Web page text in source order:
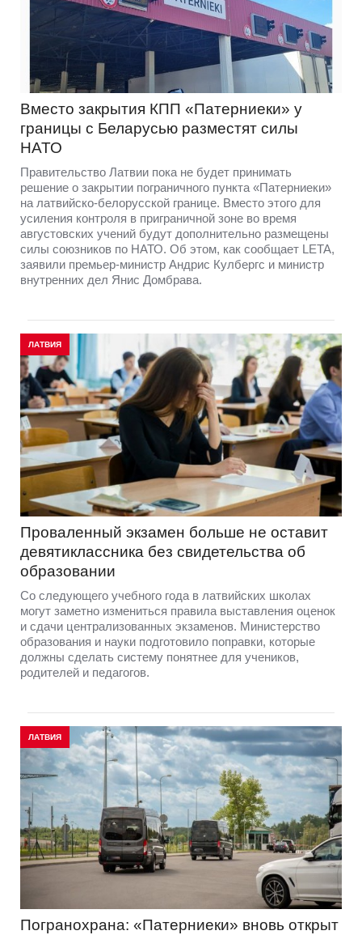
Вместо закрытия КПП «Патерниеки» у
границы с Беларусью разместят силы
НАТО
Правительство Латвии пока не будет принимать
решение о закрытии пограничного пункта «Патерниеки»
на латвийско-белорусской границе. Вместо этого для
усиления контроля в приграничной зоне во время
августовских учений будут дополнительно размещены
силы союзников по НАТО. Об этом, как сообщает LETA,
заявили премьер-министр Андрис Кулбергс и министр
внутренних дел Янис Домбрава.
ЛАТВИЯ
Проваленный экзамен больше не оставит
девятиклассника без свидетельства об
образовании
Со следующего учебного года в латвийских школах
могут заметно измениться правила выставления оценок
и сдачи централизованных экзаменов. Министерство
образования и науки подготовило поправки, которые
должны сделать систему понятнее для учеников,
родителей и педагогов.
ЛАТВИЯ
Погранохрана: «Патерниеки» вновь открыт